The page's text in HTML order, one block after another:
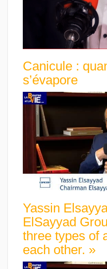
Canicule :
s’évapore
Yassin
ElSayyad
three types of
each other. »